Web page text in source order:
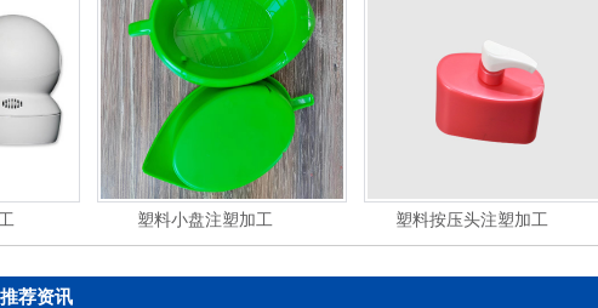
塑料小盘注塑加工 塑料按压头注塑加工
推荐资讯